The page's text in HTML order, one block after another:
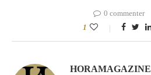
0 commenter
1
HORAMAGAZINE